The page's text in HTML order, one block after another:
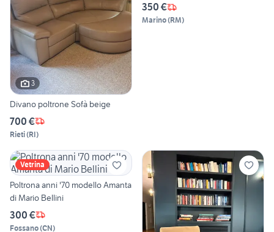
3
Divano poltrone Sofà beige
700 €
Rieti(RI)
350 €
Marino(RM)
Vetrina
Poltrona anni '70 modello Amanta
di Mario Bellini
300 €
Fossano(CN)